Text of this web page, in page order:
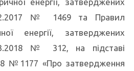
№ 1469 та Правил
енергії, затверджених
№ 312, на підставі
№1177 «Про затвердження